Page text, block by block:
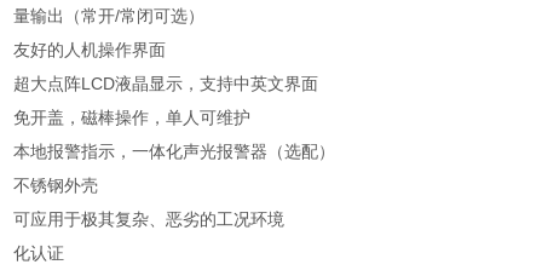
量输出（常开/常闭可选）
友好的人机操作界面
超大点阵LCD液晶显示，支持中英文界面
免开盖，磁棒操作，单人可维护
本地报警指示，一体化声光报警器（选配）
不锈钢外壳
可应用于极其复杂、恶劣的工况环境
化认证